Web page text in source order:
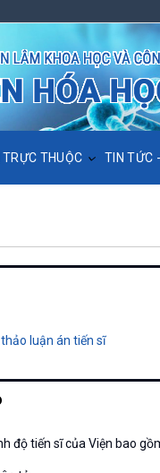
THUỘC TIN TỨC
luận án tiến sĩ
độ tiến sĩ của Viện bao